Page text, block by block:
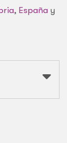
, España y